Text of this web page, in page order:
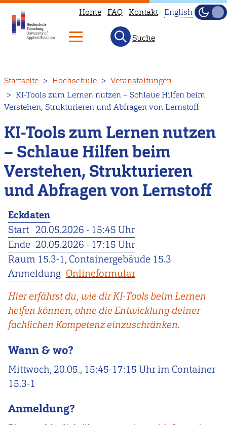
zum
Inhalt
Home FAQ Kontakt
available
in
English.
Head
our
English
main
English
Hell
Suche
Startseite Hochschule
Veranstaltungen
KI-Tools zum Lernen nutzen – Schlaue Hilfen beim
Verstehen, Strukturieren und Abfragen von Lernstoff
KI-Tools zum Lernen nutzen
– Schlaue Hilfen beim
Verstehen, Strukturieren
und Abfragen von Lernstoff
Eckdaten
Start 20.05.2026 - 15:45 Uhr
Ende 20.05.2026 - 17:15 Uhr
Raum 15.3-1, Containergebäude 15.3
Anmeldung Onlineformular
Hier erfährst du, wie dir KI-Tools beim Lernen
helfen können, ohne die Entwicklung deiner
fachlichen Kompetenz einzuschränken.
Wann & wo?
Mittwoch, 20.05., 15:45-17:15 Uhr im Container
15.3-1
Anmeldung?